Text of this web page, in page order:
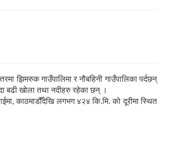
झिमरुक गाउँपालिमा र नौबहिनी गाउँपालिका पर्दछन्
बढी खोला तथा नदीहरु रहेका छन् ।
काठमाडौँदेखि लगभग ४२४ कि.मि. को दूरीमा स्थित